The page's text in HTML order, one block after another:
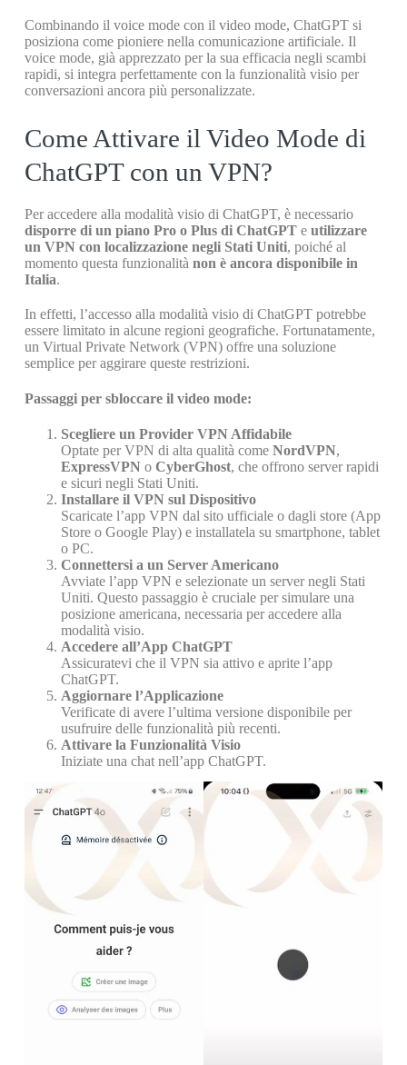
Combinando il voice mode con il video mode, ChatGPT si
posiziona come pioniere nella comunicazione artificiale. Il
voice mode, già apprezzato per la sua efficacia negli scambi
rapidi, si integra perfettamente con la funzionalità visio per
conversazioni ancora più personalizzate.
Come Attivare il Video Mode di
ChatGPT con un VPN?
Per accedere alla modalità visio di ChatGPT, è necessario
disporre di un piano Pro o Plus di ChatGPTe utilizzare
un VPN con localizzazione negli Stati Uniti, poiché al
momento questa funzionalità non è ancora disponibile in
Italia.
In effetti, l’accesso alla modalità visio di ChatGPT potrebbe
essere limitato in alcune regioni geografiche. Fortunatamente,
un Virtual Private Network (VPN) offre una soluzione
semplice per aggirare queste restrizioni.
Passaggi per sbloccare il video mode:
Scegliere un Provider VPN Affidabile
Optate per VPN di alta qualità come NordVPN,
ExpressVPNo CyberGhost, che offrono server rapidi
e sicuri negli Stati Uniti.
Installare il VPN sul Dispositivo
Scaricate l’app VPN dal sito ufficiale o dagli store (App
Store o Google Play) e installatela su smartphone, tablet
o PC.
Connettersi a un Server Americano
Avviate l’app VPN e selezionate un server negli Stati
Uniti. Questo passaggio è cruciale per simulare una
posizione americana, necessaria per accedere alla
modalità visio.
Accedere all’App ChatGPT
Assicuratevi che il VPN sia attivo e aprite l’app
ChatGPT.
Aggiornare l’Applicazione
Verificate di avere l’ultima versione disponibile per
usufruire delle funzionalità più recenti.
Attivare la Funzionalità Visio
Iniziate una chat nell’app ChatGPT.